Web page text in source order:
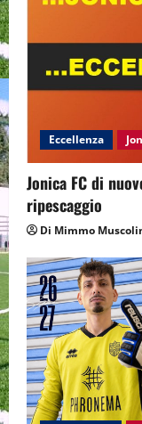
Eccellenza
Jonica FC di
ripescaggio
Di Mimmo